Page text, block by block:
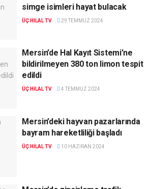
simge isimleri hayat bulacak
ÜÇ HILAL TV 29 TEMMUZ 2024
Mersin’de Hal Kayıt Sistemi’ne
bildirilmeyen 380 ton limon tespit
edildi
ÜÇ HILAL TV 4 TEMMUZ 2024
Mersin’deki hayvan pazarlarında
bayram hareketliliği başladı
ÜÇ HILAL TV 10 HAZIRAN 2024